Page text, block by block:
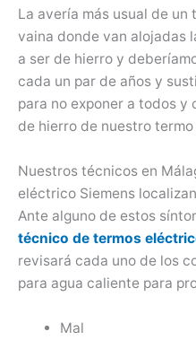
La avería más usual de
vaina donde van alojadas
a ser de hierro y
cada un par de años y
para no exponer a todos y
de hierro de nuestro
Nuestros técnicos en
eléctrico Siemens
Ante alguno de estos
técnico de termos
revisará cada uno de los
para agua caliente para
Mal